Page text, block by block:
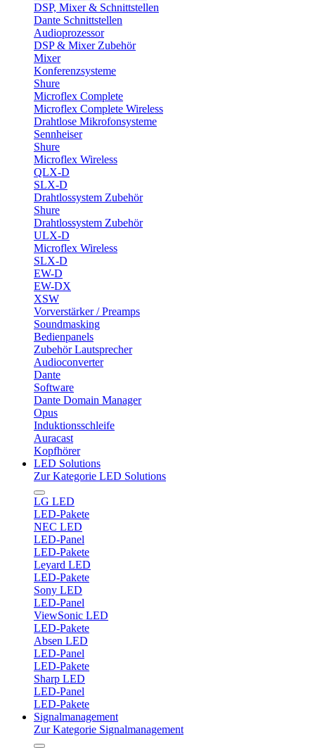
DSP, Mixer & Schnittstellen
Dante Schnittstellen
Audioprozessor
DSP & Mixer Zubehör
Mixer
Konferenzsysteme
Shure
Microflex Complete
Microflex Complete Wireless
Drahtlose Mikrofonsysteme
Sennheiser
Shure
Microflex Wireless
QLX-D
SLX-D
Drahtlossystem Zubehör
Shure
Drahtlossystem Zubehör
ULX-D
Microflex Wireless
SLX-D
EW-D
EW-DX
XSW
Vorverstärker / Preamps
Soundmasking
Bedienpanels
Zubehör Lautsprecher
Audioconverter
Dante
Software
Dante Domain Manager
Opus
Induktionsschleife
Auracast
Kopfhörer
LED Solutions
Zur Kategorie LED Solutions
LG LED
LED-Pakete
NEC LED
LED-Panel
LED-Pakete
Leyard LED
LED-Pakete
Sony LED
LED-Panel
ViewSonic LED
LED-Pakete
Absen LED
LED-Panel
LED-Pakete
Sharp LED
LED-Panel
LED-Pakete
Signalmanagement
Zur Kategorie Signalmanagement